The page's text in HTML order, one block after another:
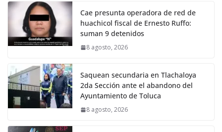
Cae presunta operadora de red de
huachicol fiscal de Ernesto Ruffo:
suman 9 detenidos
8 agosto, 2026
Saquean secundaria en Tlachaloya
2da Sección ante el abandono del
Ayuntamiento de Toluca
8 agosto, 2026